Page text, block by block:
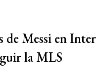
Messi en Inter
la MLS